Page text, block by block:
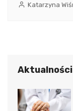
Katarzyna
Aktualności